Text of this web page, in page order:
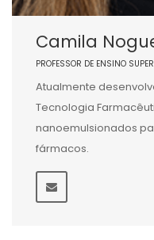
Camila
PROFESSOR DE ENSINO
Atualmente
Tecnologia
nanoemulsionados
fármacos.